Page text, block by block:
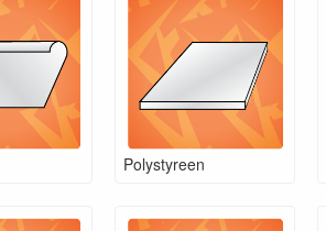
Polystyreen